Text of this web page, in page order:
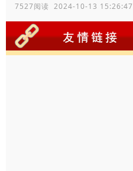
7527阅读 2024-10-13 15:26:47